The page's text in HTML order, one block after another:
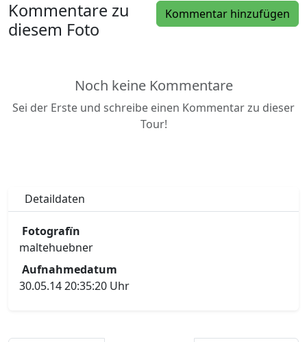
Kommentar hinzufügen
Kommentare zu
diesem Foto
Noch keine Kommentare
Sei der Erste und schreibe einen Kommentar zu dieser
Tour!
Detaildaten
Fotografïn
maltehuebner
Aufnahmedatum
30.05.14 20:35:20 Uhr